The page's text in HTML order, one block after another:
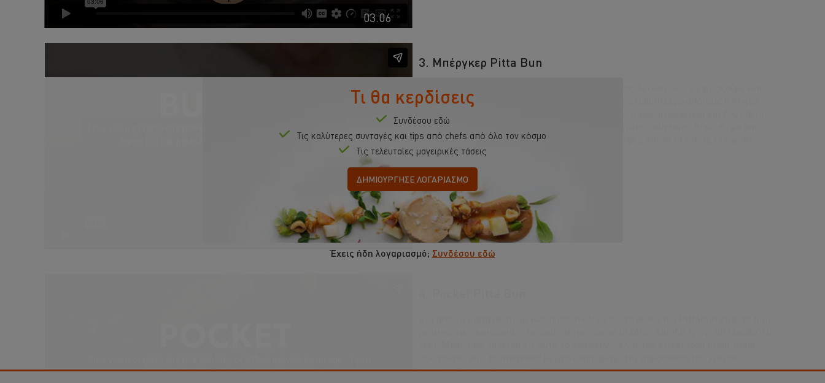
03.06
This video player may use cookies or other browser storage. If you
agree to this please click the Accept button below.
03.32
3. Μπέργκερ Pitta Bun
Σε αυτό το βίντεο, η chef Γεωργιάννα Χιλιαδάκη μας δείχνει πώς να φτιάξουμε ένα
μπέργκερ pitta but, χρησιμοποιώντας μοσχαρίσια στηθοπλευρά από black Angus
με βάση τη μαγιονέζα. Ακολούθησε αυτές τις ελληνικές συνταγές βήμα-βήμα και
πάρε έμπνευση για να φτιάξεις διάφορες γαρνιτούρες και να πετύχεις ξεχωριστές
γεύσεις.
agree to this please click the Accept button below.
αβοκάντο και της σάλτσας.
Τι θα κερδίσεις
Συνδέσου εδώ
Τις καλύτερες συνταγές και tips από chefs από όλο τον κόσμο
Τις τελευταίες μαγειρικές τάσεις
ΔΗΜΙΟΎΡΓΗΣΕ ΛΟΓΑΡΙΑΣΜΌ
Έχεις ήδη λογαριασμό; Συνδέσου εδώ